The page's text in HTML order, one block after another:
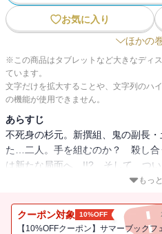
お気に入り
ほかの
※この商品はタブレットなど大きなディ
ています。
文字だけを拡大することや、文字列のハ
の機能が使用できません。
あらすじ
不死身の杉元。新撰組、鬼の副長
た…二人。手を組むのか？ 殺し
は新たな局面へ…!!? そして、つ
王・白石の過去の「恋」と「脱獄
もっ
クーポン対象 10%OFF
【10%OFFクーポン】サマーブック